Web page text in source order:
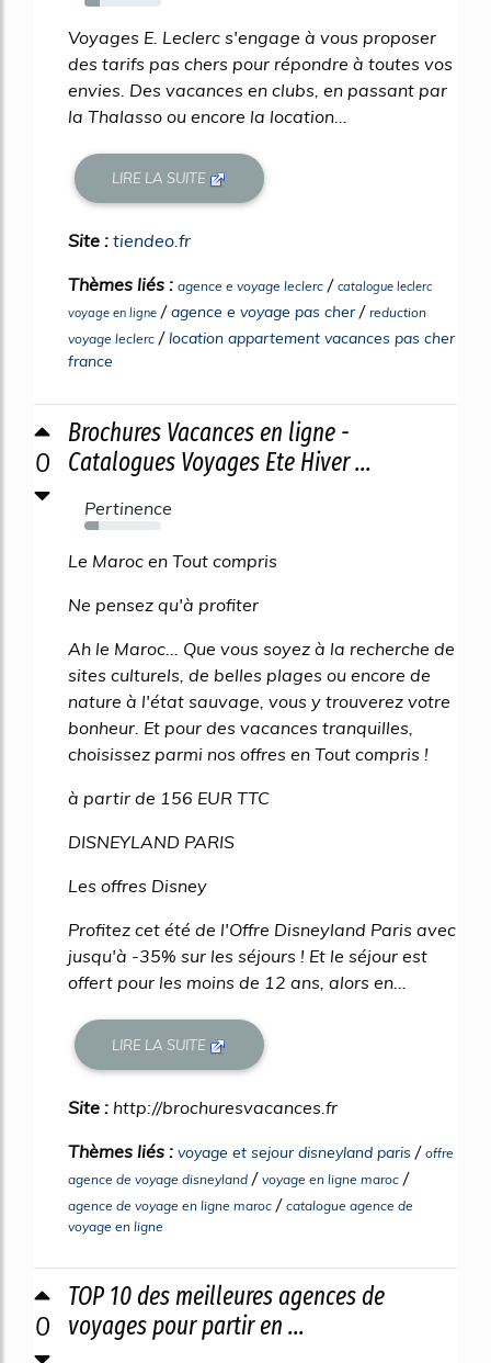
20%
Voyages E. Leclerc s'engage à vous proposer
des tarifs pas chers pour répondre à toutes vos
envies. Des vacances en clubs, en passant par
la Thalasso ou encore la location...
LIRE LA SUITE
Site : tiendeo.fr
Thèmes liés : agence e voyage leclerc / catalogue leclerc
voyage en ligne /agence e voyage pas cher/ reduction
voyage leclerc /location appartement vacances pas cher
france
0
Brochures Vacances en ligne -
Catalogues Voyages Ete Hiver ...
Pertinence
19%
Le Maroc en Tout compris
Ne pensez qu'à profiter
Ah le Maroc... Que vous soyez à la recherche de
sites culturels, de belles plages ou encore de
nature à l'état sauvage, vous y trouverez votre
bonheur. Et pour des vacances tranquilles,
choisissez parmi nos offres en Tout compris !
à partir de 156 EUR TTC
DISNEYLAND PARIS
Les offres Disney
Profitez cet été de l'Offre Disneyland Paris avec
jusqu'à -35% sur les séjours ! Et le séjour est
offert pour les moins de 12 ans, alors en...
LIRE LA SUITE
Site : http://brochuresvacances.fr
Thèmes liés : voyage et sejour disneyland paris / offre
agence de voyage disneyland / voyage en ligne maroc /
agence de voyage en ligne maroc / catalogue agence de
voyage en ligne
0
TOP 10 des meilleures agences de
voyages pour partir en ...